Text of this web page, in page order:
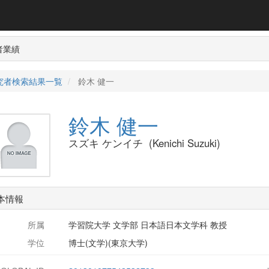
業績
者検索結果一覧 鈴木 健一
鈴木 健一
スズキ ケンイチ (Kenichi Suzuki)
情報
所属
学習院大学 文学部 日本語日本文学科 教授
学位
博士(文学)(東京大学)